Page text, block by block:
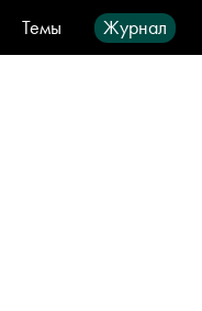
Темы Журнал
Видео Город